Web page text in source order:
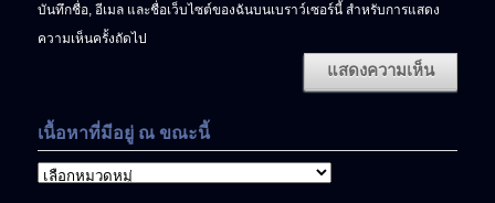
บันทึกชื่อ, อีเมล และชื่อเว็บไซต์ของฉันบนเบราว์เซอร์นี้ สำหรับการแสดง
ความเห็นครั้งถัดไป
เนื้อหาที่มีอยู่ ณ ขณะนี้
เนื้อหา